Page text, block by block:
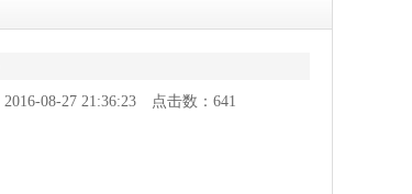
08-27 21:36:23 点击数： 641